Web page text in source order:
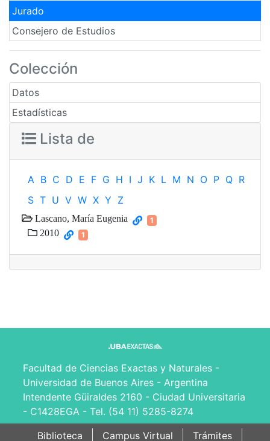
Jurado
Consejero de Estudios
Colección
Datos
Estadísticas
Lista de
A B C D E F G H I J K L M N O P Q R
S T U V W X Y Z
Lascano, María Eugenia 1
2010 1
Facultad de Ciencias Exactas y Naturales -
Universidad de Buenos Aires - Argentina
Intendente Güiraldes 2160 - Ciudad Universitaria
- C1428EGA - Tel. (54 11) 5285-8274
Biblioteca
Campus Virtual Trámites